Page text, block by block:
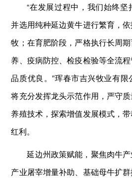
“在发展过程中，我们始终坚
并选用纯种延边黄牛进行繁育，
牧；在育肥阶段，严格执行长周
养、疫病防控、检疫检验等全流程
品质优良。”珲春市吉兴牧业有限
将充分发挥龙头示范作用，严守
养殖技术，探索增值发展模式，
红利。
延边州政策赋能，聚焦肉牛
产业屠宰增量补助、基础母牛扩